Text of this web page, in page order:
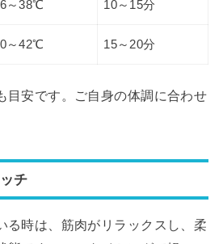
～38℃ 10～15分
～42℃ 15～20分
目安です。ご自身の体調に合わせ
チ
る時は、筋肉がリラックスし、柔